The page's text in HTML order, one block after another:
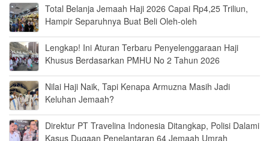
Total Belanja Jemaah Haji 2026 Capai Rp4,25 Triliun,
Hampir Separuhnya Buat Beli Oleh-oleh
Lengkap! Ini Aturan Terbaru Penyelenggaraan Haji
Khusus Berdasarkan PMHU No 2 Tahun 2026
Nilai Haji Naik, Tapi Kenapa Armuzna Masih Jadi
Keluhan Jemaah?
Direktur PT Travelina Indonesia Ditangkap, Polisi Dalami
Kasus Dugaan Penelantaran 64 Jemaah Umrah